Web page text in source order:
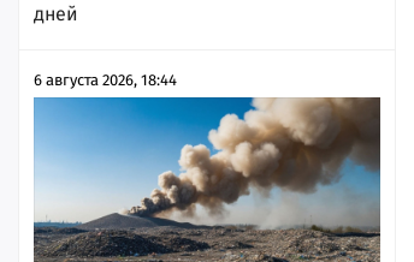
дней
6 августа 2026, 18:44